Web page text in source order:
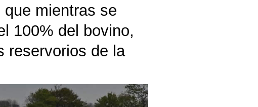
mientras se
100% del bovino,
reservorios de la